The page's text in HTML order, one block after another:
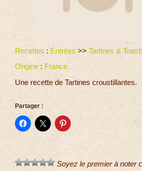
Recettes : Entrées >> Tartines &
Origine : France
Une recette de Tartines croustillantes.
Partager :
Soyez le premier à noter